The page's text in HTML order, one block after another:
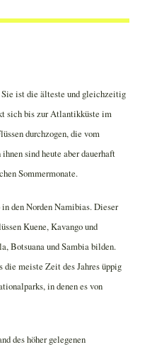
ist die älteste und gleichzeitig
sich bis zur Atlantikküste im
durchzogen, die vom
sind heute aber dauerhaft
Sommermonate.
den Norden Namibias. Dieser
Kuene, Kavango und
Botsuana und Sambia bilden.
die meiste Zeit des Jahres üppig
in denen es von
des höher gelegenen